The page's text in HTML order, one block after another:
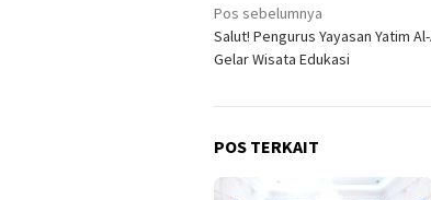
Navigasi
pos
Pos sebelumnya
Salut! Pengurus Yayasan Yatim
Gelar Wisata Edukasi
POS TERKAIT